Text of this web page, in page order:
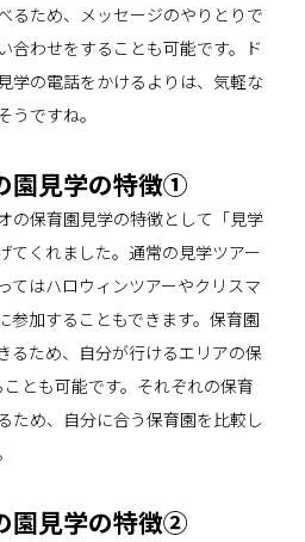
るため、メッセージのやりとりで
合わせをすることも可能です。ド
学の電話をかけるよりは、気軽な
ですね。
園見学の特徴①
の保育園見学の特徴として「見学
てくれました。通常の見学ツアー
てはハロウィンツアーやクリスマ
参加することもできます。保育園
るため、自分が行けるエリアの保
とも可能です。それぞれの保育
ため、自分に合う保育園を比較し
園見学の特徴②